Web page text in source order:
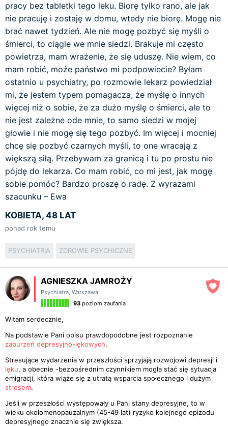
pracy bez tabletki tego leku. Biorę tylko rano, ale jak
nie pracuję i zostaję w domu, wtedy nie biorę. Mogę nie
brać nawet tydzień. Ale nie mogę pozbyć się myśli o
śmierci, to ciągle we mnie siedzi. Brakuje mi często
powietrza, mam wrażenie, że się uduszę. Nie wiem, co
mam robić, może państwo mi podpowiecie? Byłam
ostatnio u psychiatry, po rozmowie lekarz powiedział
mi, że jestem typem pomagacza, że myślę o innych
więcej niż o sobie, że za dużo myślę o śmierci, ale to
nie jest zależne ode mnie, to samo siedzi w mojej
głowie i nie mogę się tego pozbyć. Im więcej i mocniej
chcę się pozbyć czarnych myśli, to one wracają z
większą siłą. Przebywam za granicą i tu po prostu nie
pójdę do lekarza. Co mam robić, co mi jest, jak mogę
sobie pomóc? Bardzo proszę o radę. Z wyrazami
szacunku – Ewa
KOBIETA, 48 LAT
ponad rok temu
PSYCHIATRIA ZDROWIE PSYCHICZNE
AGNIESZKA JAMROŻY
Psychiatra, Warszawa
93 poziom zaufania
Witam serdecznie,
Na podstawie Pani opisu prawdopodobne jest rozpoznanie
zaburzeń depresyjno-lękowych.
Stresujące wydarzenia w przeszłości sprzyjają rozwojowi depresji i
lęku, a obecnie -bezpośrednim czynnikiem mogła stać się sytuacja
emigracji, która wiąże się z utratą wsparcia społecznego i dużym
stresem.
Jeśli w przeszłości występowały u Pani stany depresyjne, to w
wieku okołomenopauzalnym (45-49 lat) ryzyko kolejnego epizodu
depresyjnego znacznie się zwiększa.